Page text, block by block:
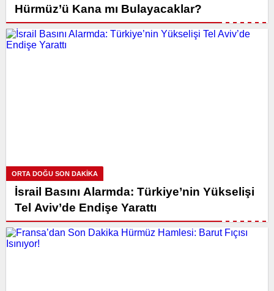
Hürmüz’ü Kana mı Bulayacaklar?
ORTA DOĞU SON DAKİKA
İsrail Basını Alarmda: Türkiye’nin Yükselişi
Tel Aviv’de Endişe Yarattı